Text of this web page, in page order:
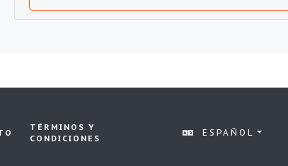
TÉRMINOS Y
CONDICIONES
ESPAÑOL